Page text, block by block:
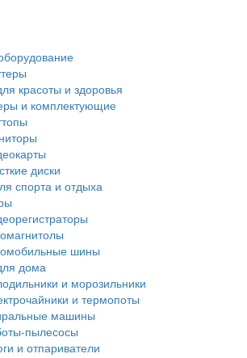
красоты и здоровья
и комплектующие
диски
спорта и отдыха
шины
дома
и морозильники
и термопоты
машины
пылесосы
и отпариватели